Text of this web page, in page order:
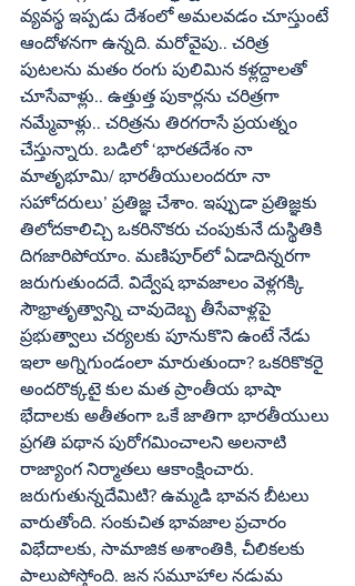
వ్యవస్థ ఇప్పడు దేశంలో అమలవడం చూస్తుంటే
ఆందోళనగా ఉన్నది. మరోవైపు.. చరిత్ర
పుటలను మతం రంగు పులిమిన కళ్లద్దాలతో
చూసేవాళ్లు.. ఉత్తుత్త పుకార్లను చరిత్రగా
నమ్మేవాళ్లు.. చరిత్రను తిరగరాసే ప్రయత్నం
చేస్తున్నారు. బడిలో ‘భారతదేశం నా
మాతృభూమి/ భారతీయులందరూ నా
సహోదరులు’ ప్రతిజ్ఞ చేశాం. ఇప్పుడా ప్రతిజ్ఞకు
తిలోదకాలిచ్చి ఒకరినొకరు చంపుకునే దుస్థితికి
దిగజారిపోయాం. మణిపూర్‌లో ఏడాదిన్నరగా
జరుగుతుందదే. విద్వేష భావజాలం వెళ్లగక్కి
సౌభ్రాతృత్వాన్ని చావుదెబ్బ తీసేవాళ్లపై
ప్రభుత్వాలు చర్యలకు పూనుకొని ఉంటే నేడు
ఇలా అగ్నిగుండంలా మారుతుందా? ఒకరికొకరై
అందరొక్కటై కుల మత ప్రాంతీయ భాషా
భేదాలకు అతీతంగా ఒకే జాతిగా భారతీయులు
ప్రగతి పథాన పురోగమించాలని అలనాటి
రాజ్యాంగ నిర్మాతలు ఆకాంక్షించారు.
జరుగుతున్నదేమిటి? ఉమ్మడి భావన బీటలు
వారుతోంది. సంకుచిత భావజాల ప్రచారం
విభేదాలకు, సామాజిక అశాంతికి, చీలికలకు
పాలుపోస్తోంది. జన సమూహాల నడుమ